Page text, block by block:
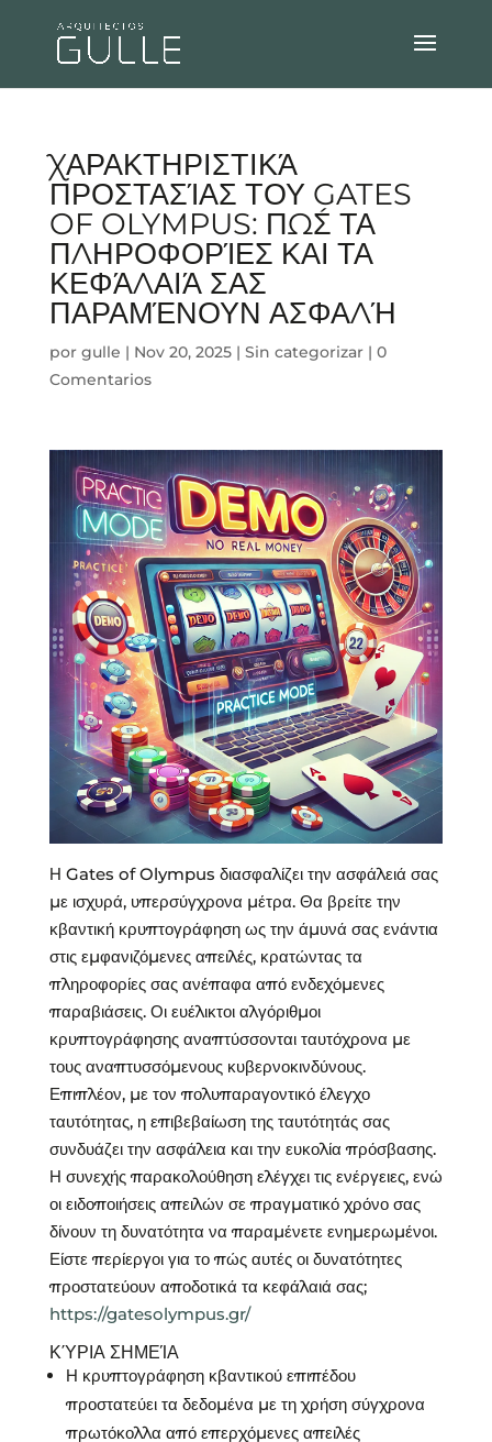
ΧΑΡΑΚΤΗΡΙΣΤΙΚΆ
ΠΡΟΣΤΑΣΊΑΣ ΤΟΥ GATES
OF OLYMPUS: ΠΏΣ ΤΑ
ΠΛΗΡΟΦΟΡΊΕΣ ΚΑΙ ΤΑ
ΚΕΦΆΛΑΙΆ ΣΑΣ
ΠΑΡΑΜΈΝΟΥΝ ΑΣΦΑΛΉ
por gulle | Nov 20, 2025| Sin categorizar| 0
Comentarios
Η Gates of Olympus διασφαλίζει την ασφάλειά σας
με ισχυρά, υπερσύγχρονα μέτρα. Θα βρείτε την
κβαντική κρυπτογράφηση ως την άμυνά σας ενάντια
στις εμφανιζόμενες απειλές, κρατώντας τα
πληροφορίες σας ανέπαφα από ενδεχόμενες
παραβιάσεις. Οι ευέλικτοι αλγόριθμοι
κρυπτογράφησης αναπτύσσονται ταυτόχρονα με
τους αναπτυσσόμενους κυβερνοκινδύνους.
Επιπλέον, με τον πολυπαραγοντικό έλεγχο
ταυτότητας, η επιβεβαίωση της ταυτότητάς σας
συνδυάζει την ασφάλεια και την ευκολία πρόσβασης.
Η συνεχής παρακολούθηση ελέγχει τις ενέργειες, ενώ
οι ειδοποιήσεις απειλών σε πραγματικό χρόνο σας
δίνουν τη δυνατότητα να παραμένετε ενημερωμένοι.
Είστε περίεργοι για το πώς αυτές οι δυνατότητες
προστατεύουν αποδοτικά τα κεφάλαιά σας;
https://gatesolympus.gr/
ΚΎΡΙΑ ΣΗΜΕΊΑ
Η κρυπτογράφηση κβαντικού επιπέδου
προστατεύει τα δεδομένα με τη χρήση σύγχρονα
πρωτόκολλα από επερχόμενες απειλές